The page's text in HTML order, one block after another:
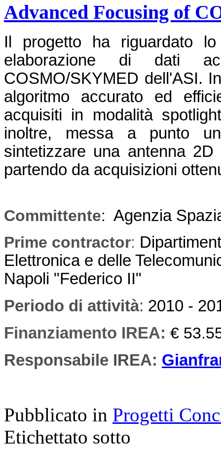
Advanced Focusing of
Il progetto ha riguardato
elaborazione di dati
COSMO/SKYMED dell'ASI.
algoritmo accurato ed
acquisiti in modalità
inoltre, messa a punto
sintetizzare una antenna
partendo da acquisizioni
Committente: Agenzia
Prime contractor:
Elettronica e delle
Napoli "Federico II"
Periodo di attività: 2010 -
Finanziamento IREA: €
Responsabile IREA:
Pubblicato in Progetti
Etichettato sotto